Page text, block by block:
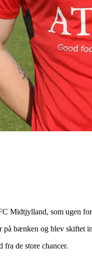
Midtjylland, som ugen
på bænken og blev skiftet
de store chancer.